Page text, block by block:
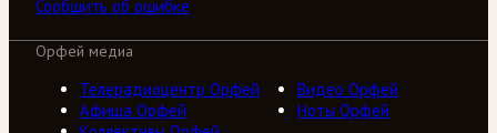
Сообщить об ошибке
Орфей медиа
Телерадиоцентр Орфей
Видео Орфей
Афиша Орфей
Ноты Орфей